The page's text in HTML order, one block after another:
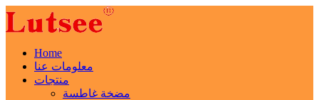
Home
معلومات عنا
منتجات
مضخة غاطسة